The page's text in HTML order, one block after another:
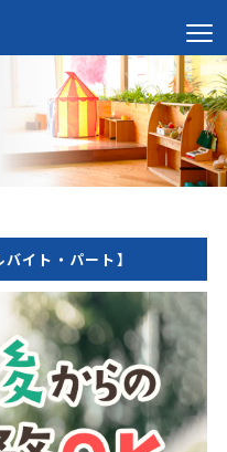
イト・パート】